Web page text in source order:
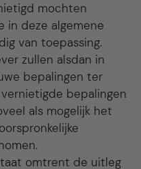
mochten
in deze algemene
van toepassing.
zullen alsdan in
bepalingen ter
bepalingen
als mogelijk het
omtrent de uitleg